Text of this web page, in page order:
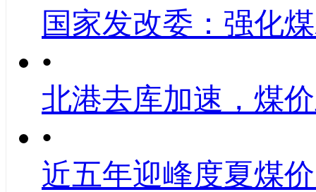
国家发改委：强化
•
北港去库加速，煤
•
近五年迎峰度夏煤